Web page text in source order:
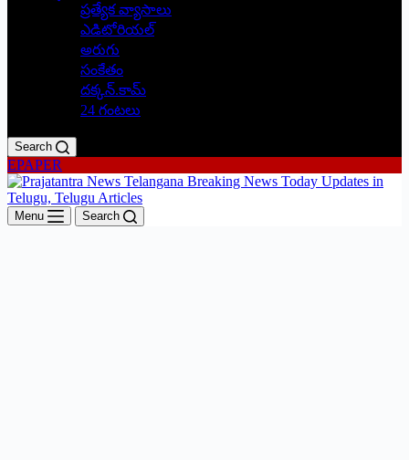
ప్రత్యేక వ్యాసాలు
ఎడిటోరియల్
అరుగు
సంకేతం
దక్కన్.కామ్
24 గంటలు
Search
EPAPER
Menu Search